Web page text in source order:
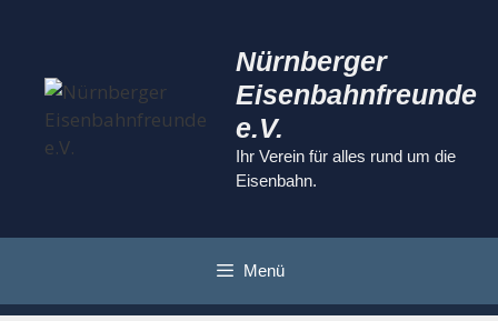
Nürnberger
Eisenbahnfreunde
e.V.
Ihr Verein für alles rund um die
Eisenbahn.
Menü